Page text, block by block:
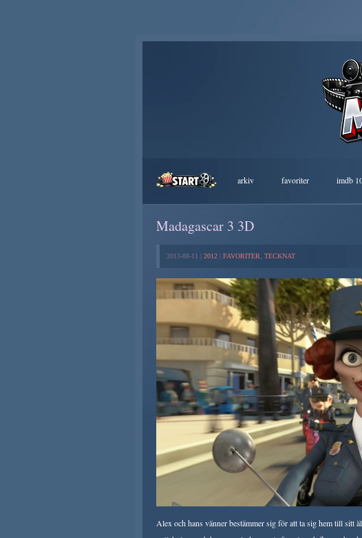
arkiv favoriter imdb
Madagascar 3 3D
2013-08-11 | 2012 FAVORITER TECKNAT
Alex och hans vänner bestämmer sig för att ta sig hem till sitt